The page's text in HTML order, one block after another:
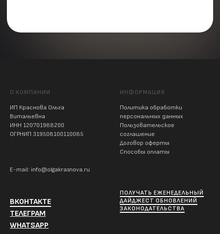
О КОМПАНИИ
ИП Краснова Ольга
Витальевна
ИНН 120701988200
ОГРНИП 319508100110085
E-mail: info@olgakrasnova.ru
ИНФОРМАЦИЯ
Политика обработки
персональных данных
Пользовательское
соглашение
Договор оферты
Способы оплаты
ВКОНТАКТЕ
ТЕЛЕГРАМ
WHATSAPP
ПОЛУЧАТЬ ЕЖЕНЕДЕЛЬНЫЙ
ДАЙДЖЕСТ ОБНОВЛЕНИЙ
ЗАКОНОДАТЕЛЬСТВА